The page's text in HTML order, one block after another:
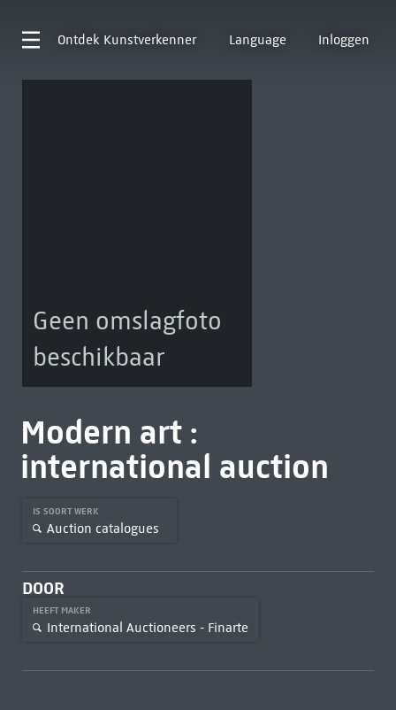
Ontdek Kunstverkenner Language Inloggen
Geen omslagfoto
beschikbaar
Modern art :
international auction
IS SOORT WERK
Auction catalogues
DOOR
HEEFT MAKER
International Auctioneers - Finarte